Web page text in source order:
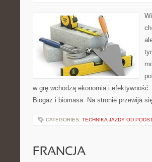
w grę wchodzą ekonomia i
Biogaz i biomasa. Na stronie przewija
CATEGORIES: TECHNIKA JAZDY OD
FRANCJA